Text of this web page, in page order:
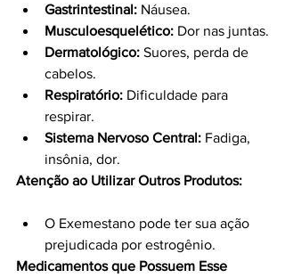
Gastrintestinal: Náusea.
Musculoesquelético: Dor nas juntas.
Dermatológico: Suores, perda de
cabelos.
Respiratório: Dificuldade para
respirar.
Sistema Nervoso Central: Fadiga,
insônia, dor.
Atenção ao Utilizar Outros Produtos:
O Exemestano pode ter sua ação
prejudicada por estrogênio.
Medicamentos que Possuem Esse